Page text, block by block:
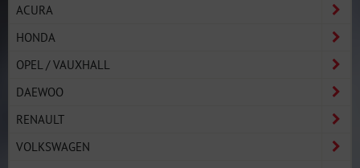
ACURA
HONDA
OPEL / VAUXHALL
DAEWOO
RENAULT
VOLKSWAGEN